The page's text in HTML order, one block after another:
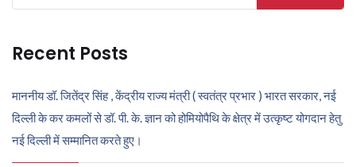
for:
Recent Posts
माननीय डॉ. जितेंद्र सिंह , केंद्रीय राज्य मंत्री ( स्वतंत्र प्रभार ) भारत सरकार, नई
दिल्ली के कर कमलों से डॉ. पी. के. ज्ञान को होमियोपैथि के क्षेत्र में उत्कृष्ट योगदान हेतु
नई दिल्ली में सम्मानित करते हुए।